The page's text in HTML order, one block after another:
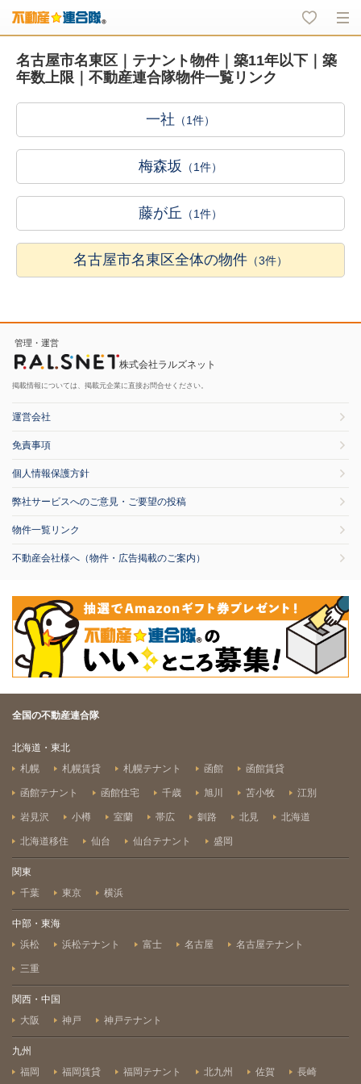
名古屋市名東区｜テナント物件｜築11年以下｜築
年数上限｜不動産連合隊物件一覧リンク
一社 （1件）
梅森坂 （1件）
藤が丘 （1件）
名古屋市名東区全体の物件 （3件）
管理・運営
株式会社ラルズネット
掲載情報については、掲載元企業に直接お問合せください。
運営会社
免責事項
個人情報保護方針
弊社サービスへのご意見・ご要望の投稿
物件一覧リンク
不動産会社様へ（物件・広告掲載のご案内）
全国の不動産連合隊
北海道・東北
札幌
札幌賃貸 札幌テナント 函館 函館賃貸
函館テナント 函館住宅 千歳 旭川 苫小牧 江別
岩見沢 小樽 室蘭 帯広 釧路 北見 北海道
北海道移住 仙台 仙台テナント 盛岡
関東
千葉
東京 横浜
中部・東海
浜松
浜松テナント 富士 名古屋 名古屋テナント
三重
関西・中国
大阪
神戸 神戸テナント
九州
福岡
福岡賃貸 福岡テナント 北九州 佐賀 長崎